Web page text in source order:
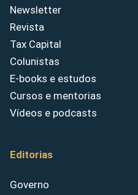
Newsletter
Revista
Tax Capital
Colunistas
E-books e estudos
Cursos e mentorias
Vídeos e podcasts
Editorias
Governo